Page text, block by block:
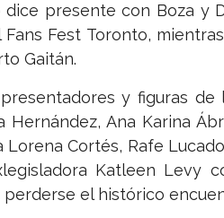
presente con Boza y
Fest Toronto,
Gaitán.
y figuras
Ana Karina
Cortés, Rafe
Katleen Levy
el histórico